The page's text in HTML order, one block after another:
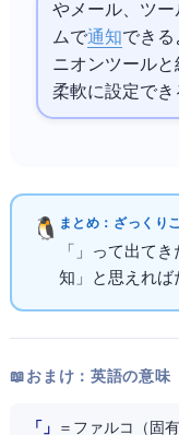
やメール、 ツー
ムで通知できる
ニオンツール
柔軟に設定でき
まとめ：ざっくりこ
「Falco」って出て
知」と思えればだ
📖 おまけ：英語の意味
「Falco」 ＝ ファルコ（固